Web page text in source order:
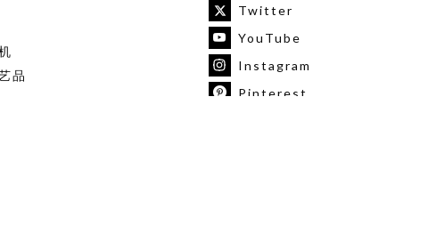
品
Twitter
YouTube
Instagram
Pinterest